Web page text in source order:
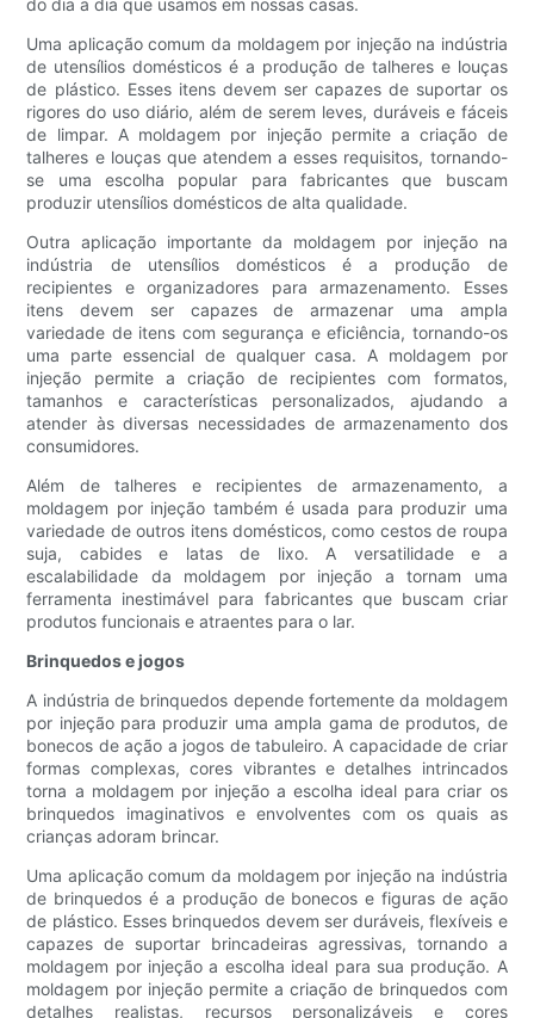
do dia a dia que usamos em nossas casas.
Uma aplicação comum da moldagem por injeção na indústria
de utensílios domésticos é a produção de talheres e louças
de plástico. Esses itens devem ser capazes de suportar os
rigores do uso diário, além de serem leves, duráveis ​​e fáceis
de limpar. A moldagem por injeção permite a criação de
talheres e louças que atendem a esses requisitos, tornando-
se uma escolha popular para fabricantes que buscam
produzir utensílios domésticos de alta qualidade.
Outra aplicação importante da moldagem por injeção na
indústria de utensílios domésticos é a produção de
recipientes e organizadores para armazenamento. Esses
itens devem ser capazes de armazenar uma ampla
variedade de itens com segurança e eficiência, tornando-os
uma parte essencial de qualquer casa. A moldagem por
injeção permite a criação de recipientes com formatos,
tamanhos e características personalizados, ajudando a
atender às diversas necessidades de armazenamento dos
consumidores.
Além de talheres e recipientes de armazenamento, a
moldagem por injeção também é usada para produzir uma
variedade de outros itens domésticos, como cestos de roupa
suja, cabides e latas de lixo. A versatilidade e a
escalabilidade da moldagem por injeção a tornam uma
ferramenta inestimável para fabricantes que buscam criar
produtos funcionais e atraentes para o lar.
Brinquedos e jogos
A indústria de brinquedos depende fortemente da moldagem
por injeção para produzir uma ampla gama de produtos, de
bonecos de ação a jogos de tabuleiro. A capacidade de criar
formas complexas, cores vibrantes e detalhes intrincados
torna a moldagem por injeção a escolha ideal para criar os
brinquedos imaginativos e envolventes com os quais as
crianças adoram brincar.
Uma aplicação comum da moldagem por injeção na indústria
de brinquedos é a produção de bonecos e figuras de ação
de plástico. Esses brinquedos devem ser duráveis, flexíveis e
capazes de suportar brincadeiras agressivas, tornando a
moldagem por injeção a escolha ideal para sua produção. A
moldagem por injeção permite a criação de brinquedos com
detalhes realistas, recursos personalizáveis ​​e cores